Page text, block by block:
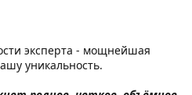
эксперта - мощнейшая
уникальность.